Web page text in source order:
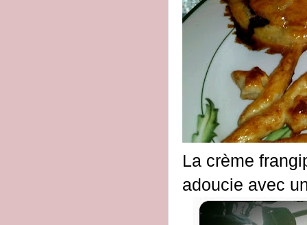
La crème
adoucie avec